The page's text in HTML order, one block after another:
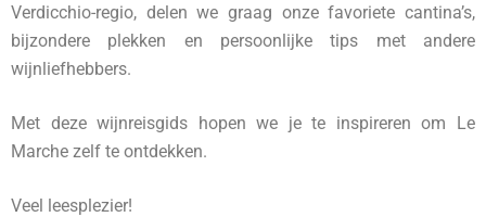
Verdicchio-regio, delen we graag onze favoriete cantina’s,
bijzondere plekken en persoonlijke tips met andere
wijnliefhebbers.
Met deze wijnreisgids hopen we je te inspireren om Le
Marche zelf te ontdekken.
Veel leesplezier!